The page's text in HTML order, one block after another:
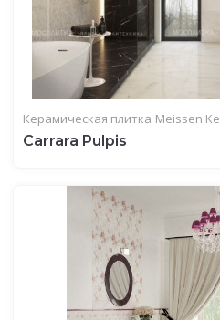
Керамическая плитка Meissen
Carrara Pulpis